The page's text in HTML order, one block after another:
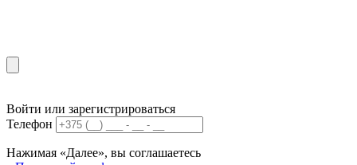
Войти или зарегистрироваться
Телефон
Нажимая «Далее», вы соглашаетесь